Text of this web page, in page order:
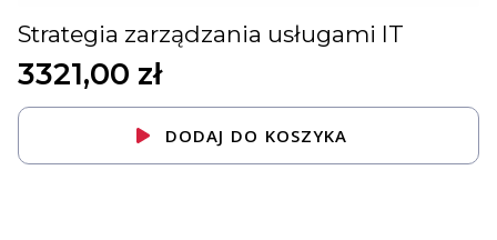
Strategia zarządzania usługami IT
3321,00 zł
DODAJ DO KOSZYKA